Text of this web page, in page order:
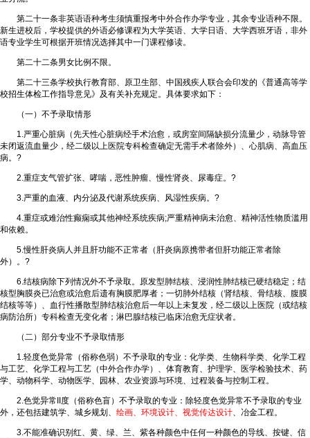
第二十一条非英语语种考生须慎重报考中外合作办学专业，其余专业语种不限。
新生进校后，学校提供的外语必修课程为大学英语、大学日语、大学西班牙语，非外
语专业学生可根据开班情况选择其中一门课程修读。
第二十二条男女比例不限。
第二十三条学校执行教育部、原卫生部、中国残疾人联合会印发的《普通高等学
校招生体检工作指导意见》及有关补充规定。具体要求如下：
（一）不予录取情形
1.严重心脏病（先天性心脏病经手术治愈，或房室间隔缺损分流量少，动脉导管
未闭返流血量少，经二级以上医院专科检查确定无需手术者除外）、心肌病、高血压
病。?
2.重症支气管扩张、哮喘，恶性肿瘤、慢性肾炎、尿毒症。?
3.严重的血液、内分泌及代谢系统疾病、风湿性疾病。?
4.重症或难治性癫痫或其他神经系统疾病;严重精神病未治愈、精神活性物质滥用
和依赖。
5.慢性肝炎病人并且肝功能不正常者（肝炎病原携带者但肝功能正常者除
外）。?
6.结核病除下列情况外不予录取。原发型肺结核、浸润性肺结核已硬结稳定；结
核型胸膜炎已治愈或治愈后遗有胸膜肥厚者；一切肺外结核（肾结核、骨结核、腹膜
结核等等）、血行性播散型肺结核治愈后一年以上未复发，经二级以上医院（或结核
病防治所）专科检查无变化者；淋巴腺结核已临床治愈无症状者。
（二）部分专业不予录取情形
1.轻度色觉异常（俗称色弱）不予录取的专业：化学类、生物科学类、化学工程
与工艺、化学工程与工艺（中外合作办学）、体育教育、护理学、医学检验技术、药
学、动物科学、动物医学、园林、农业资源与环境、过程装备与控制工程。
2.色觉异常II度（俗称色盲）不予录取的专业：除轻度色觉异常不予录取的专业
外，还包括建筑学、城乡规划、 绘画、环境设计、视觉传达设计、冶金工程。
3.不能准确识别红、黄、绿、兰、紫各种颜色中任何一种颜色的导线、按键、信